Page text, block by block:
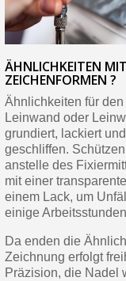
ÄHNLICHKEITEN
ZEICHENFORMEN ?
Ähnlichkeiten für
Leinwand oder
grundiert, lackiert
geschliffen.
anstelle des
mit einer
einem Lack, um
einige
Da enden die
Zeichnung erfolgt
Präzision, die Nadel